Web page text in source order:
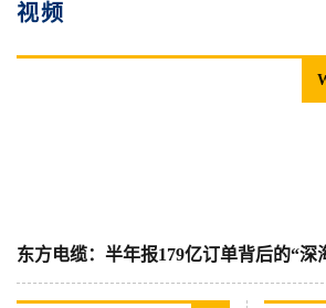
视频
东方电缆：半年报179亿订单背后的“深